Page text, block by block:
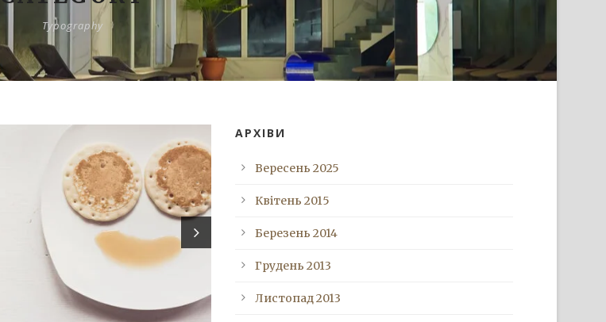
Typography
АРХІВИ
Вересень 2025
Квітень 2015
Березень 2014
Грудень 2013
Листопад 2013